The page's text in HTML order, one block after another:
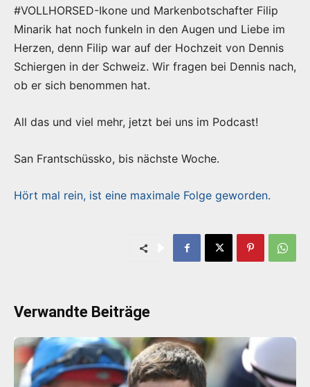
#VOLLHORSED-Ikone und Markenbotschafter Filip
Minarik hat noch funkeln in den Augen und Liebe im
Herzen, denn Filip war auf der Hochzeit von Dennis
Schiergen in der Schweiz. Wir fragen bei Dennis nach,
ob er sich benommen hat.
All das und viel mehr, jetzt bei uns im Podcast!
San Frantschüssko, bis nächste Woche.
Hört mal rein, ist eine maximale Folge geworden.
Verwandte Beiträge